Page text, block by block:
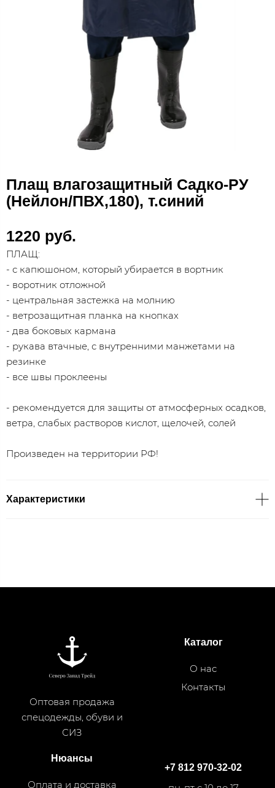
Плащ влагозащитный Садко-РУ
(Нейлон/ПВХ,180), т.синий
1220 руб.
ПЛАЩ:
- с капюшоном, который убирается в вортник
- воротник отложной
- центральная застежка на молнию
- ветрозащитная планка на кнопках
- два боковых кармана
- рукава втачные, с внутренними манжетами на
резинке
- все швы проклеены
- рекомендуется для защиты от атмосферных осадков,
ветра, слабых растворов кислот, щелочей, солей
Произведен на территории РФ!
Характеристики
Оптовая продажа
спецодежды, обуви и
СИЗ
Каталог
О нас
Контакты
Нюансы
Оплата и доставка
+7 812 970-32-02